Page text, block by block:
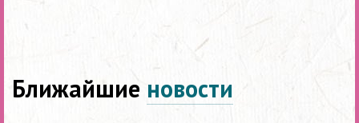
Ближайшие новости